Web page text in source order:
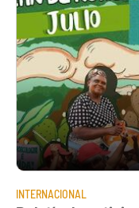
INTERNACIONAL